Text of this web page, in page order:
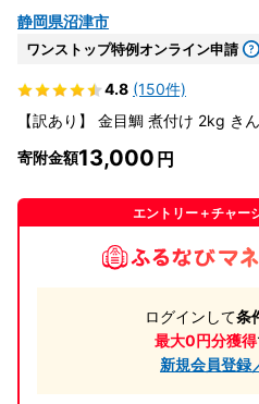
静岡県沼津市
ワンストップ特例オンライン申請
4.8 (150件)
【訳あり】 金目鯛 煮付け 2kg き
寄附金額13,000
エントリー＋チャー
ログインして条
最大0円分獲得
新規会員登録